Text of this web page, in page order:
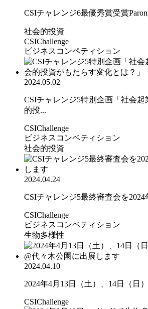
CSIチャレンジ6最優秀賞受賞
社会的投資
CSIChallenge
ビジネスコンペティション
2024.05.02
CSIチャレンジ5特別企画「社会
的投...
CSIChallenge
ビジネスコンペティション
社会的投資
2024.04.24
CSIチャレンジ5最終審査会を2024
CSIChallenge
ビジネスコンペティション
生物多様性
2024.04.10
2024年4月13日（土）、14日（日
CSIChallenge